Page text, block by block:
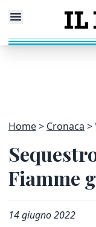
Home Cronaca
Fiamme
14 giugno 2022